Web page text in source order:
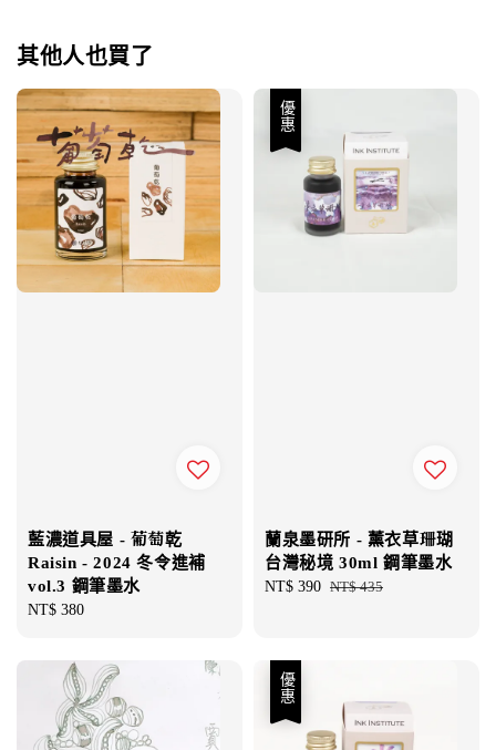
其他人也買了
藍濃道具屋 - 葡萄乾
Raisin - 2024 冬令進補
vol.3 鋼筆墨水
Regular
NT$ 380
優惠
蘭泉墨研所 - 薰衣草珊瑚
台灣秘境 30ml 鋼筆墨水
Sale
NT$ 390 Regular
NT$ 435
優惠